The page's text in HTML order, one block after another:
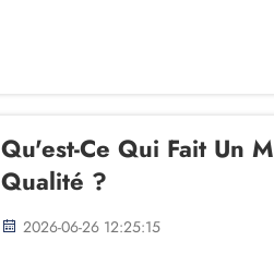
Qu'est-Ce Qui Fait Un
Qualité ?
2026-06-26 12:25:15